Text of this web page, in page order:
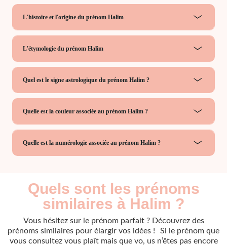
L'histoire et l'origine du prénom Halim
L'étymologie du prénom Halim
Quel est le signe astrologique du prénom Halim ?
Quelle est la couleur associée au prénom Halim ?
Quelle est la numérologie associée au prénom Halim ?
Quels sont les prénoms
similaires à Halim ?
Vous hésitez sur le prénom parfait ? Découvrez des
prénoms similaires pour élargir vos idées ! Si le prénom que
vous consultez vous plaît mais que vo, us n’êtes pas encore